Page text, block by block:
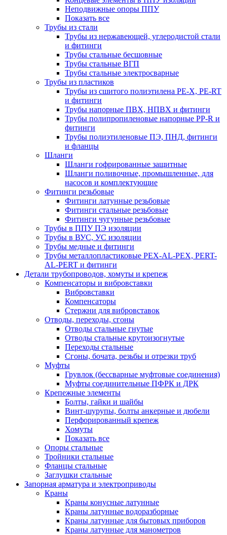
Неподвижные опоры ППУ
Показать все
Трубы из стали
Трубы из нержавеющей, углеродистой стали
и фитинги
Трубы стальные бесшовные
Трубы стальные ВГП
Трубы стальные электросварные
Трубы из пластиков
Трубы из сшитого полиэтилена PE-X, PE-RT
и фитинги
Трубы напорные ПВХ, НПВХ и фитинги
Трубы полипропиленовые напорные PP-R и
фитинги
Трубы полиэтиленовые ПЭ, ПНД, фитинги
и фланцы
Шланги
Шланги гофрированные защитные
Шланги поливочные, промышленные, для
насосов и комплектующие
Фитинги резьбовые
Фитинги латунные резьбовые
Фитинги стальные резьбовые
Фитинги чугунные резьбовые
Трубы в ППУ ПЭ изоляции
Трубы в ВУС, УС изоляции
Трубы медные и фитинги
Трубы металлопластиковые PEX-AL-PEX, PERT-
AL-PERT и фитинги
Детали трубопроводов, хомуты и крепеж
Компенсаторы и вибровставки
Вибровставки
Компенсаторы
Стержни для вибровставок
Отводы, переходы, сгоны
Отводы стальные гнутые
Отводы стальные крутоизогнутые
Переходы стальные
Сгоны, бочата, резьбы и отрезки труб
Муфты
Грувлок (бессварные муфтовые соединения)
Муфты соединительные ПФРК и ДРК
Крепежные элементы
Болты, гайки и шайбы
Винт-шурупы, болты анкерные и дюбели
Перфорированный крепеж
Хомуты
Показать все
Опоры стальные
Тройники стальные
Фланцы стальные
Заглушки стальные
Запорная арматура и электроприводы
Краны
Краны конусные латунные
Краны латунные водоразборные
Краны латунные для бытовых приборов
Краны латунные для манометров